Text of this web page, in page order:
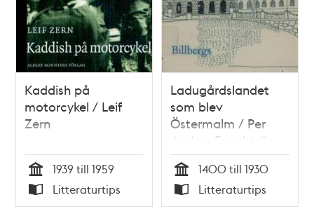
Kaddish på
motorcykel / Leif
Zern
Tid
1939 till 1959
Typ
Litteraturtips
Ladugårdslandet
som blev
Östermalm / Per
Anders Fogelström
Tid
1400 till 1930
Typ
Litteraturtips